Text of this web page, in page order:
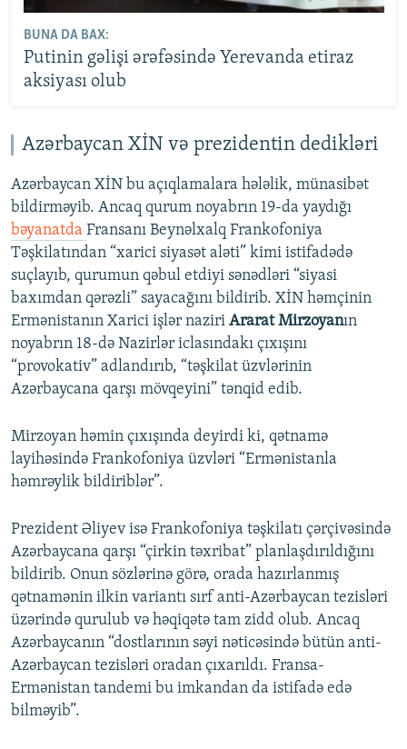
BUNA DA BAX:
Putinin gəlişi ərəfəsində Yerevanda etiraz
aksiyası olub
Azərbaycan XİN və prezidentin dedikləri
Azərbaycan XİN bu açıqlamalara hələlik, münasibət
bildirməyib. Ancaq qurum noyabrın 19-da yaydığı
bəyanatda Fransanı Beynəlxalq Frankofoniya
Təşkilatından “xarici siyasət aləti” kimi istifadədə
suçlayıb, qurumun qəbul etdiyi sənədləri “siyasi
baxımdan qərəzli” sayacağını bildirib. XİN həmçinin
Ermənistanın Xarici işlər naziri Ararat Mirzoyanın
noyabrın 18-də Nazirlər iclasındakı çıxışını
“provokativ” adlandırıb, “təşkilat üzvlərinin
Azərbaycana qarşı mövqeyini” tənqid edib.
Mirzoyan həmin çıxışında deyirdi ki, qətnamə
layihəsində Frankofoniya üzvləri “Ermənistanla
həmrəylik bildiriblər”.
Prezident Əliyev isə Frankofoniya təşkilatı çərçivəsində
Azərbaycana qarşı “çirkin təxribat” planlaşdırıldığını
bildirib. Onun sözlərinə görə, orada hazırlanmış
qətnamənin ilkin variantı sırf anti-Azərbaycan tezisləri
üzərində qurulub və həqiqətə tam zidd olub. Ancaq
Azərbaycanın “dostlarının səyi nəticəsində bütün anti-
Azərbaycan tezisləri oradan çıxarıldı. Fransa-
Ermənistan tandemi bu imkandan da istifadə edə
bilməyib”.